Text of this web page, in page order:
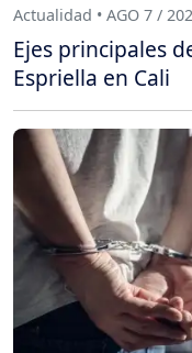
Actualidad • AGO 7 /
Ejes principales
Espriella en Cali